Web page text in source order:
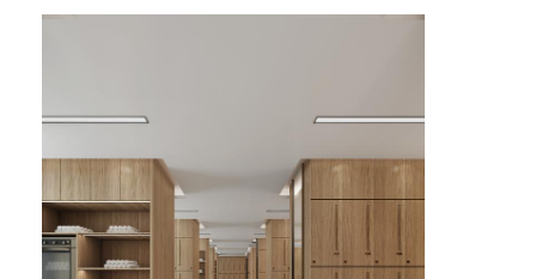
হোটেল আসবাবপত্র